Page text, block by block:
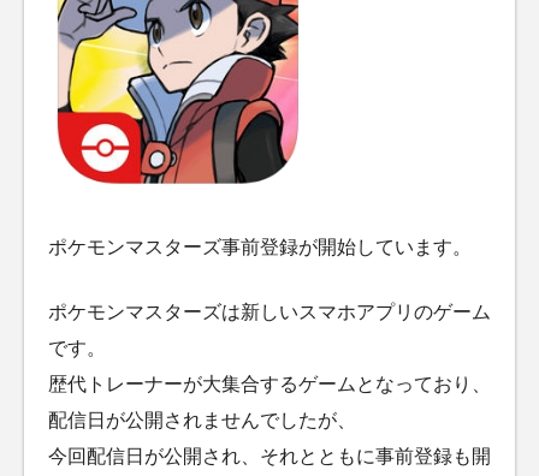
ポケモンマスターズ事前登録が開始しています。
ポケモンマスターズは新しいスマホアプリのゲーム
です。
歴代トレーナーが大集合するゲームとなっており、
配信日が公開されませんでしたが、
今回配信日が公開され、それとともに事前登録も開